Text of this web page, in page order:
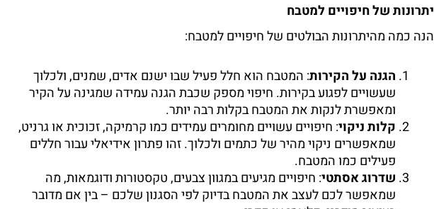
יתרונות של חיפויים למטבח
הנה כמה מהיתרונות הבולטים של חיפויים למטבח:
הגנה על הקירות: המטבח הוא חלל פעיל שבו ישנם אדים, שמנים, ולכלוך
שעשויים לפגוע בקירות. חיפוי מספק שכבת הגנה עמידה שמגינה על הקיר
ומאפשרת לנקות את המטבח בקלות רבה יותר.
קלות ניקוי: חיפויים עשויים מחומרים עמידים כמו קרמיקה, זכוכית או גרניט,
שמאפשרים ניקוי מהיר של כתמים ולכלוך. זהו פתרון אידיאלי עבור חללים
פעילים כמו המטבח.
שדרוג אסתטי: חיפויים מגיעים במגוון צבעים, טקסטורות ודוגמאות, מה
שמאפשר לכם לעצב את המטבח בדיוק לפי הסגנון שלכם – בין אם מדובר